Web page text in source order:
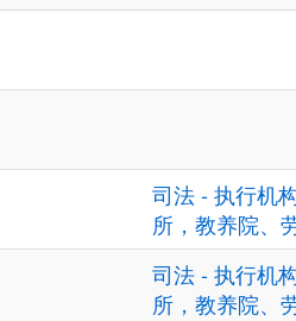
司法 - 执行机
所，教养院、
司法 - 执行机
所，教养院、